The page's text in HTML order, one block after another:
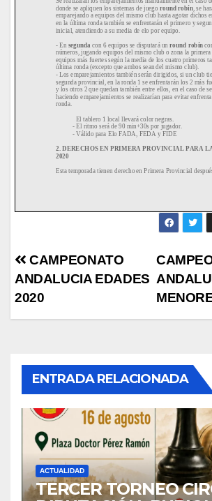
Navegación
de
entradas
CAMPEONATO
ANDALUCIA EDADES
2020
ENTRADA RELACIONADA
ACTUALIDAD
TERCER TORNEO